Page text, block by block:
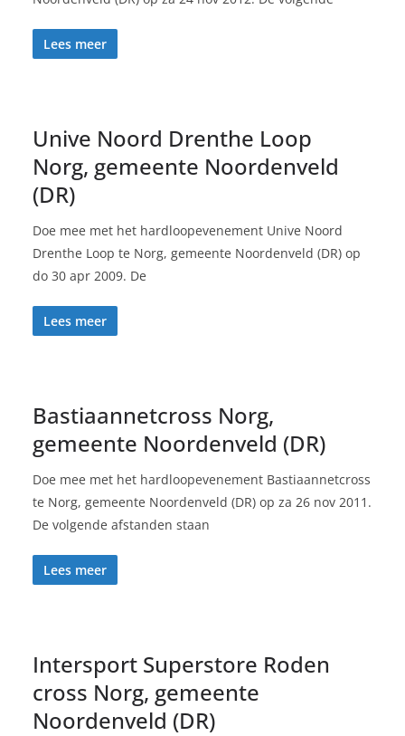
Lees meer
Unive Noord Drenthe Loop
Norg, gemeente Noordenveld
(DR)
Doe mee met het hardloopevenement Unive Noord
Drenthe Loop te Norg, gemeente Noordenveld (DR) op
do 30 apr 2009. De
Lees meer
Bastiaannetcross Norg,
gemeente Noordenveld (DR)
Doe mee met het hardloopevenement Bastiaannetcross
te Norg, gemeente Noordenveld (DR) op za 26 nov 2011.
De volgende afstanden staan
Lees meer
Intersport Superstore Roden
cross Norg, gemeente
Noordenveld (DR)